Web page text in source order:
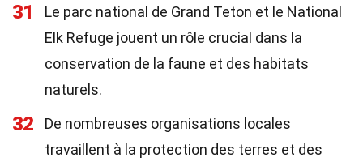
31
Le parc national de Grand Teton et le National
Elk Refuge jouent un rôle crucial dans la
conservation de la faune et des habitats
naturels.
32
De nombreuses organisations locales
travaillent à la protection des terres et des